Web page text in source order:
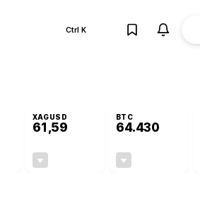
Ctrl K
XAGUSD
61,59
BTC
64.430